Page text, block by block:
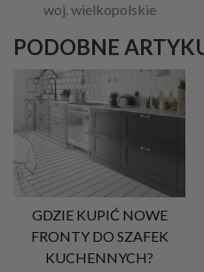
woj. wielkopolskie
PODOBNE
GDZIE KUPIĆ NOWE
FRONTY DO SZAFEK
KUCHENNYCH?